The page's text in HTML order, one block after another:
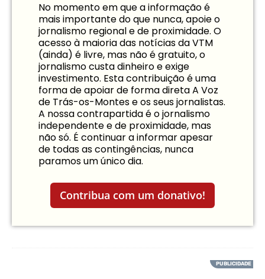
No momento em que a informação é
mais importante do que nunca, apoie o
jornalismo regional e de proximidade. O
acesso à maioria das notícias da VTM
(ainda) é livre, mas não é gratuito, o
jornalismo custa dinheiro e exige
investimento. Esta contribuição é uma
forma de apoiar de forma direta A Voz
de Trás-os-Montes e os seus jornalistas.
A nossa contrapartida é o jornalismo
independente e de proximidade, mas
não só. É continuar a informar apesar
de todas as contingências, nunca
paramos um único dia.
Contribua com um donativo!